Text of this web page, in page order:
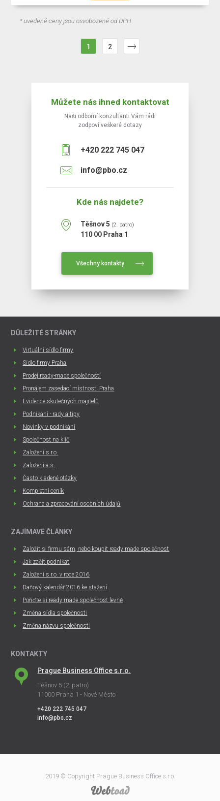
* uvedené ceny jsou osvobozené od DPH
1 2
Můžete nás ihned kontaktovat
Naši odborní konzultanti Vám rádi
zodpoví veškeré dotazy
+420 222 745 047
info@pbo.cz
Kde nás najdete?
Těšnov 5 (2. patro)
110 00 Praha 1
Všechny kontakty
DŮLEŽITÉ STRÁNKY
Virtuální sídlo firmy
Sídlo firmy Praha
Prodej ready-made společností
Pronájem zasedací místnosti Praha
Evidence skutečných majitelů
Podnikání - rady a tipy
Novinky v podnikání
Společnost na klíč
Založení s.r.o.
Založení a.s.
Často kladené otázky
Kompletní ceník
Ochrana a zpracování osobních údajů
ZAJÍMAVÉ ČLÁNKY
Založit si firmu sám, nebo koupit ready made společnost
Jak začít podnikat
Založení s.r.o. v roce 2016
Daňový kalendář 2016 ke stažení
Pořiďte si ready made společnost levně
Změna sídla společnosti
Změna názvu společnosti
KONTAKTY
Prague Business Office s.r.o.
Těšnov 5 (2. patro)
11000 Praha 1 - Nové Město
+420 222 745 047
info@pbo.cz
2019 © Copyright Prague Business Office s.r.o.